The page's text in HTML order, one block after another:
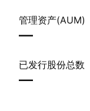
管理资产(AUM)
—
已发行股份总数
—